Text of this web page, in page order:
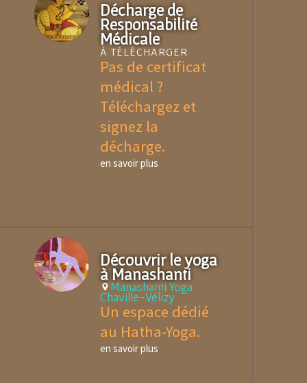
Décharge de
Responsabilité
Médicale
À TÉLÉCHARGER
Pas de certificat
médical ?
Téléchargez et
signez la
décharge.
en savoir plus
Découvrir le yoga
à Manashanti
Manashanti Yoga
Chaville-Vélizy
Un espace dédié
au Hatha-Yoga.
en savoir plus